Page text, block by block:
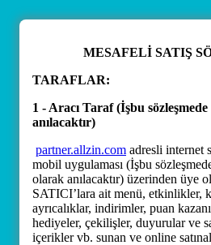
MESAFELİ SATIŞ
TARAFLAR:
1 - Aracı Taraf (İşbu
anılacaktır)
partner.allzin.com adresli
mobil uygulaması (İşbu
olarak anılacaktır) üzerinden üye
SATICI’lara ait menü, etkinlikler,
ayrıcalıklar, indirimler, puan
hediyeler, çekilişler, duyurular ve
içerikler vb. sunan ve online